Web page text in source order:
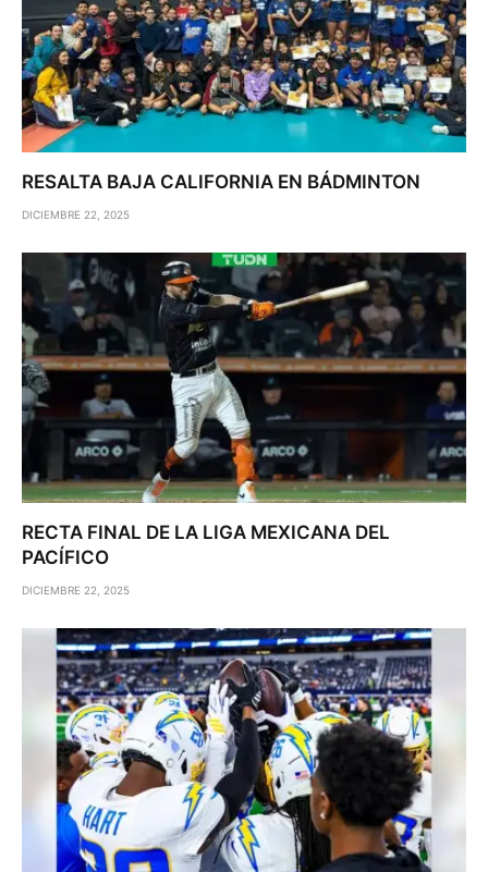
RESALTA BAJA CALIFORNIA EN BÁDMINTON
DICIEMBRE 22, 2025
RECTA FINAL DE LA LIGA MEXICANA DEL
PACÍFICO
DICIEMBRE 22, 2025